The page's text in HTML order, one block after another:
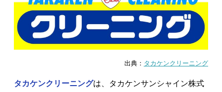
出典： タカケンクリーニング
タカケンクリーニングは、タカケンサンシャイン株式